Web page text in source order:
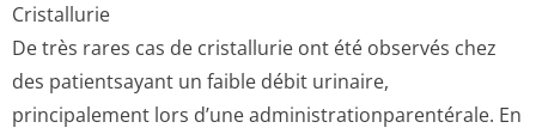
Cristallurie
De très rares cas de cristallurie ont été observés chez
des patientsayant un faible débit urinaire,
principalement lors d’une administration­parentérale. En